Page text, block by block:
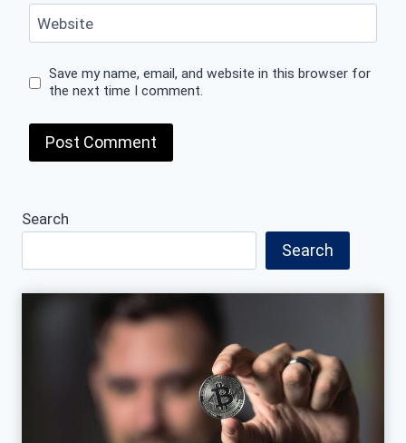
Website
Save my name, email, and website in this browser for
the next time I comment.
Search
Search